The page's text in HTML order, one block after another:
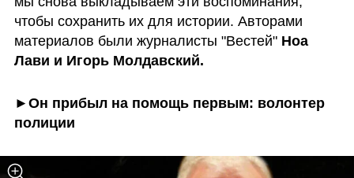
чтобы сохранить их для истории. Авторами
материалов были журналисты "Вестей" Ноа
Лави и Игорь Молдавский.
►Он прибыл на помощь первым: волонтер
полиции